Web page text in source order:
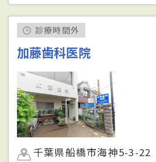
診療時間外
加藤歯科医院
千葉県船橋市海神5-3-22